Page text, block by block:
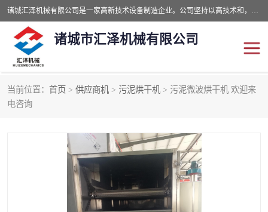
诸城汇泽机械有限公司是一家高新技术设备制造企业。公司坚持以高技术和，高服务于用户，以的环保机械制造设备赢的用户的信赖。现在主要生产死亡畜禽无害化处理和立式和卧式有机肥设备，搅拌机，烘干机，高温发酵机等。污水处理设备，固液分离机。气浮机，化制机等。公司秉承品质，用户至上，科技创新的经营理。
诸城市汇泽机械有限公司
当前位置： 首页 > 供应商机 > 污泥烘干机 > 污泥微波烘干机 欢迎来
电咨询
发酵设备
有机肥设备
纳米膜好氧发酵堆肥机 粪污烘干酶体机
纳米膜发酵